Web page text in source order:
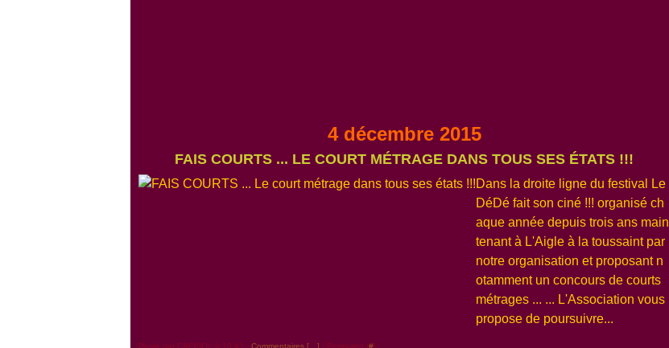
4 décembre 2015
FAIS COURTS ... LE COURT MÉTRAGE DANS TOUS SES ÉTATS !!!
Dans la droite ligne du festival Le
DéDé fait son ciné !!! organisé ch
aque année depuis trois ans main
tenant à L'Aigle à la toussaint par
notre organisation et proposant n
otamment un concours de courts
métrages ... ... L'Association vous
propose de poursuivre...
Posté par CAFISOL à 10:41 - Commentaires [ ] - Permalien [#]